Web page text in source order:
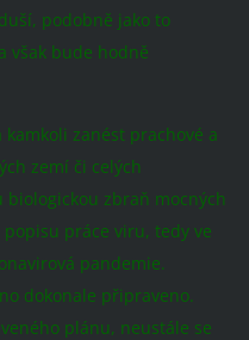
podobně jako to
však bude hodně
zanést prachové a
zemí či celých
zbraň mocných
práce viru, tedy ve
pandemie.
dokonale připraveno.
plánu, neustále se